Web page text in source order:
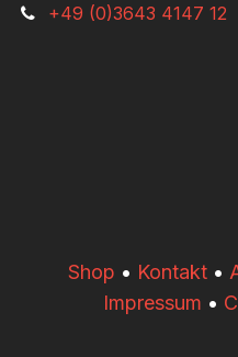
+49 (0)3643 4147 12
​​Shop • Kontakt •
Impressum •